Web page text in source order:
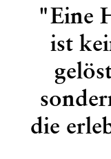
"Eine
ist
die